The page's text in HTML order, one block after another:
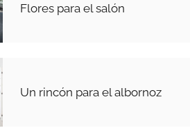
Flores para el salón
Un rincón para el albornoz